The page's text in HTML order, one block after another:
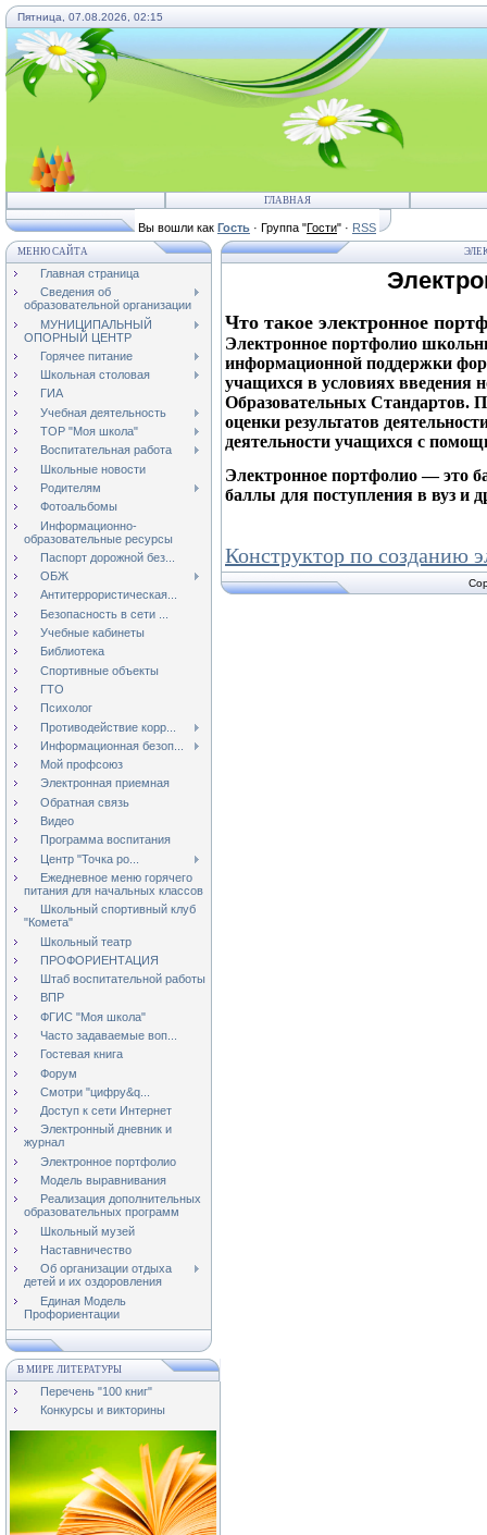
Пятница, 07.08.2026, 02:15
ГЛАВНАЯ
Вы вошли как Гость · Группа "Гости" · RSS
МЕНЮ САЙТА
Главная страница
Сведения об
образовательной организации
МУНИЦИПАЛЬНЫЙ
ОПОРНЫЙ ЦЕНТР
Горячее питание
Школьная столовая
ГИА
Учебная деятельность
ТОР "Моя школа"
Воспитательная работа
Школьные новости
Родителям
Фотоальбомы
Информационно-
образовательные ресурсы
Паспорт дорожной без...
ОБЖ
Антитеррористическая...
Безопасность в сети ...
Учебные кабинеты
Библиотека
Спортивные объекты
ГТО
Психолог
Противодействие корр...
Информационная безоп...
Мой профсоюз
Электронная приемная
Обратная связь
Видео
Программа воспитания
Центр "Точка ро...
Ежедневное меню горячего
питания для начальных классов
Школьный спортивный клуб
"Комета"
Школьный театр
ПРОФОРИЕНТАЦИЯ
Штаб воспитательной работы
ВПР
ФГИС "Моя школа"
Часто задаваемые воп...
Гостевая книга
Форум
Смотри "цифру&q...
Доступ к сети Интернет
Электронный дневник и
журнал
Электронное портфолио
Модель выравнивания
Реализация дополнительных
образовательных программ
Школьный музей
Наставничество
Об организации отдыха
детей и их оздоровления
Единая Модель
Профориентации
В МИРЕ ЛИТЕРАТУРЫ
Перечень "100 книг"
Конкурсы и викторины
Что такое электронное
Электронное портфолио
информационной поддержки
учащихся в условиях введения
Образовательных Стандартов.
оценки результатов
деятельности учащихся с
Электронное портфолио — это
баллы для поступления в вуз и
Конструктор по созданию